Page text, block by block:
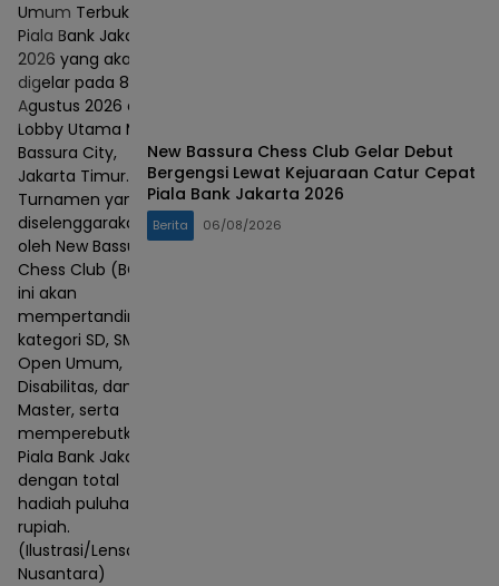
Umum Terbuka
Piala Bank Jakarta
2026 yang akan
digelar pada 8–9
Agustus 2026 di
Lobby Utama Mall
Bassura City,
Jakarta Timur.
Turnamen yang
diselenggarakan
oleh New Bassura
Chess Club (BCC)
ini akan
mempertandingkan
kategori SD, SMP,
Open Umum,
Disabilitas, dan
Master, serta
memperebutkan
Piala Bank Jakarta
dengan total
hadiah puluhan juta
rupiah.
(Ilustrasi/Lensa
Nusantara)
New Bassura Chess Club Gelar Debut
Bergengsi Lewat Kejuaraan Catur Cepat
Piala Bank Jakarta 2026
Berita 06/08/2026